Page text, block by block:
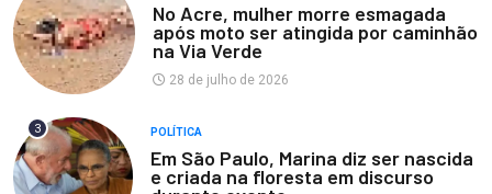
No Acre, mulher morre esmagada
após moto ser atingida por caminhão
na Via Verde
28 de julho de 2026
3 POLÍTICA
Em São Paulo, Marina diz ser nascida
e criada na floresta em discurso